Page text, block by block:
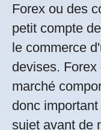
Forex ou des
petit compte
le commerce
devises.
marché
donc
sujet avant de